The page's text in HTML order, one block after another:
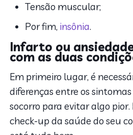
Tensão muscular;
Por fim, insônia.
Infarto ou
com as duas
Em primeiro lugar, é
diferenças entre os
socorro para evitar algo
check-up da saúde do seu